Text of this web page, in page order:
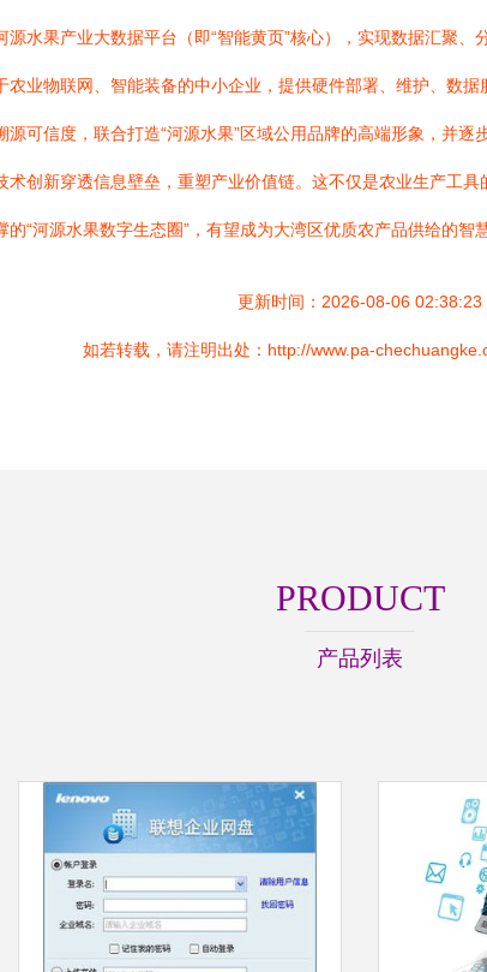
源水果产业大数据平台（即“智能黄页”核心），实现数据汇聚
农业物联网、智能装备的中小企业，提供硬件部署、维护、数据
源可信度，联合打造“河源水果”区域公用品牌的高端形象，并逐
创新穿透信息壁垒，重塑产业价值链。这不仅是农业生产工
“河源水果数字生态圈”，有望成为大湾区优质农产品供给的智
更新时间：2026-08-06 02:38:23
如若转载，请注明出处：http://www.pa-
PRODUCT
产品列表